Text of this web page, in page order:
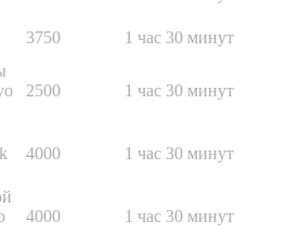
3750
1 час 30 минут
2500 1 час 30 минут
4000 1 час 30 минут
4000 1 час 30 минут